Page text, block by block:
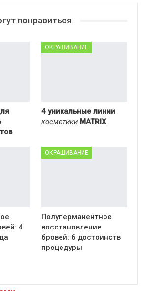
понравиться
ОКРАШИВАНИЕ
4 уникальные линии
косметики MATRIX
4
ОКРАШИВАНИЕ
Полуперманентное
восстановление
бровей: 6 достоинств
процедуры